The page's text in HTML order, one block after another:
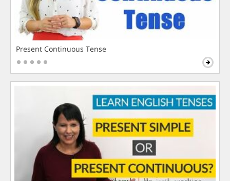
Present Continuous Tense